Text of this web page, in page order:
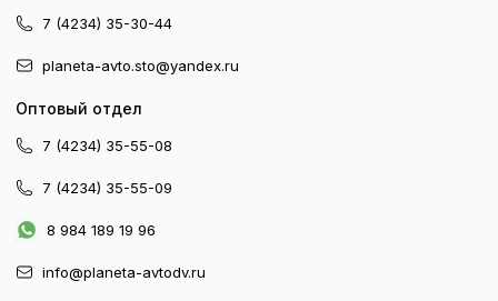
7 (4234) 35-30-44
planeta-avto.sto@yandex.ru
Оптовый отдел
7 (4234) 35-55-08
7 (4234) 35-55-09
8 984 189 19 96
info@planeta-avtodv.ru